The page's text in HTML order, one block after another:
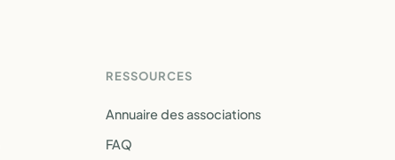
RESSOURCES
Annuaire des associations
FAQ